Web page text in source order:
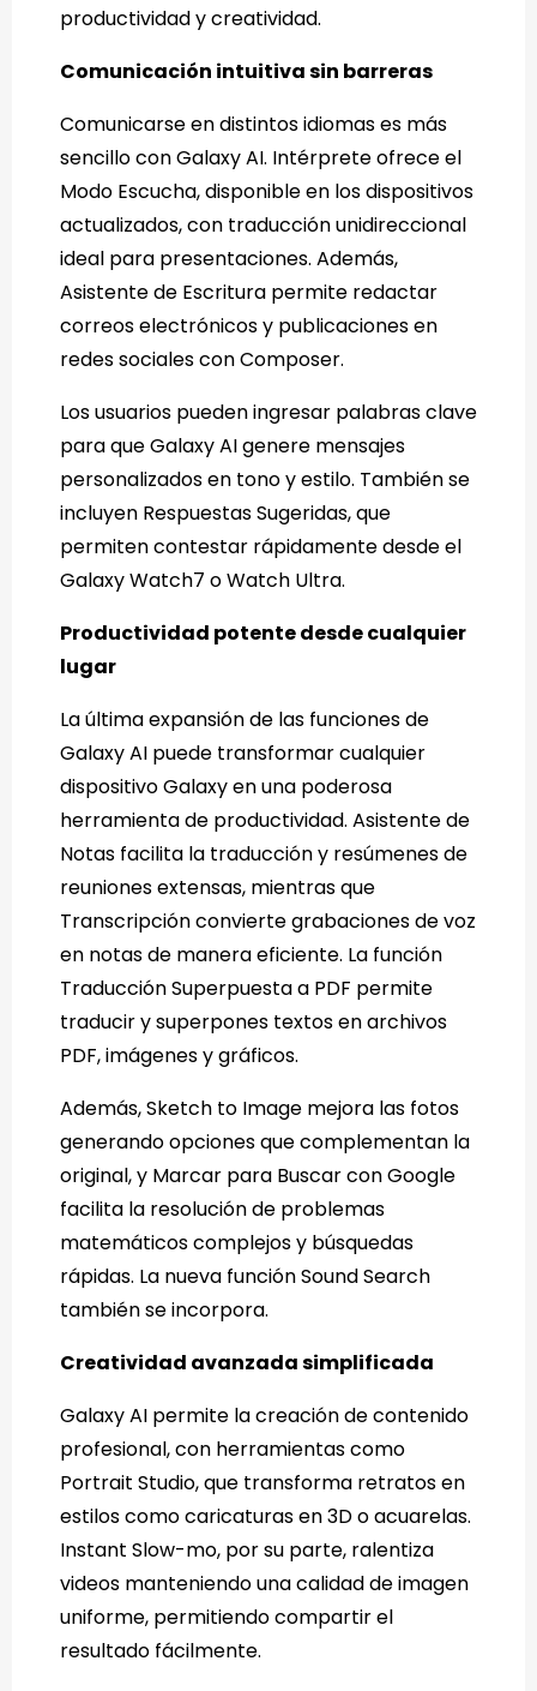
productividad y creatividad.
Comunicación intuitiva sin barreras
Comunicarse en distintos idiomas es más
sencillo con Galaxy AI. Intérprete ofrece el
Modo Escucha, disponible en los dispositivos
actualizados, con traducción unidireccional
ideal para presentaciones. Además,
Asistente de Escritura permite redactar
correos electrónicos y publicaciones en
redes sociales con Composer.
Los usuarios pueden ingresar palabras clave
para que Galaxy AI genere mensajes
personalizados en tono y estilo. También se
incluyen Respuestas Sugeridas, que
permiten contestar rápidamente desde el
Galaxy Watch7 o Watch Ultra.
Productividad potente desde cualquier
lugar
La última expansión de las funciones de
Galaxy AI puede transformar cualquier
dispositivo Galaxy en una poderosa
herramienta de productividad. Asistente de
Notas facilita la traducción y resúmenes de
reuniones extensas, mientras que
Transcripción convierte grabaciones de voz
en notas de manera eficiente. La función
Traducción Superpuesta a PDF permite
traducir y superpones textos en archivos
PDF, imágenes y gráficos.
Además, Sketch to Image mejora las fotos
generando opciones que complementan la
original, y Marcar para Buscar con Google
facilita la resolución de problemas
matemáticos complejos y búsquedas
rápidas. La nueva función Sound Search
también se incorpora.
Creatividad avanzada simplificada
Galaxy AI permite la creación de contenido
profesional, con herramientas como
Portrait Studio, que transforma retratos en
estilos como caricaturas en 3D o acuarelas.
Instant Slow-mo, por su parte, ralentiza
videos manteniendo una calidad de imagen
uniforme, permitiendo compartir el
resultado fácilmente.